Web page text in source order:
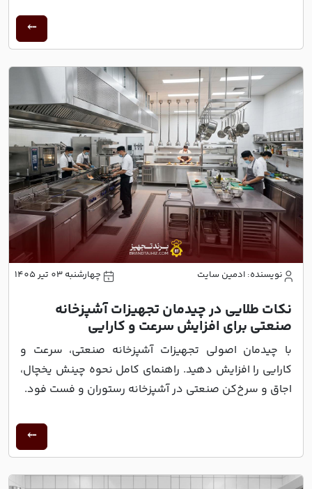
نویسنده: ادمین سایت چهارشنبه 03 تیر 1405
نکات طلایی در چیدمان تجهیزات آشپزخانه
صنعتی برای افزایش سرعت و کارایی
با چیدمان اصولی تجهیزات آشپزخانه صنعتی، سرعت و
کارایی را افزایش دهید. راهنمای کامل نحوه چینش یخچال،
اجاق و سرخ‌کن صنعتی در آشپزخانه رستوران و فست فود.